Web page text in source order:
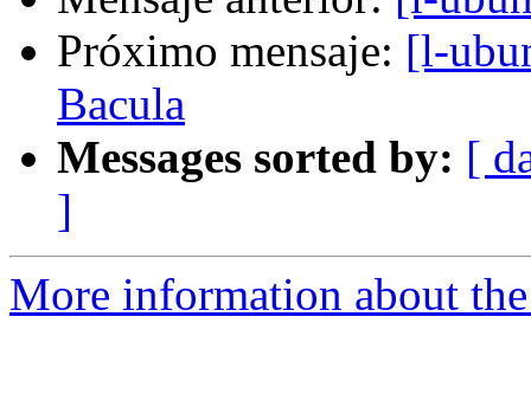
Próximo mensaje: [l-
Bacula
Messages sorted by: [
]
More information about